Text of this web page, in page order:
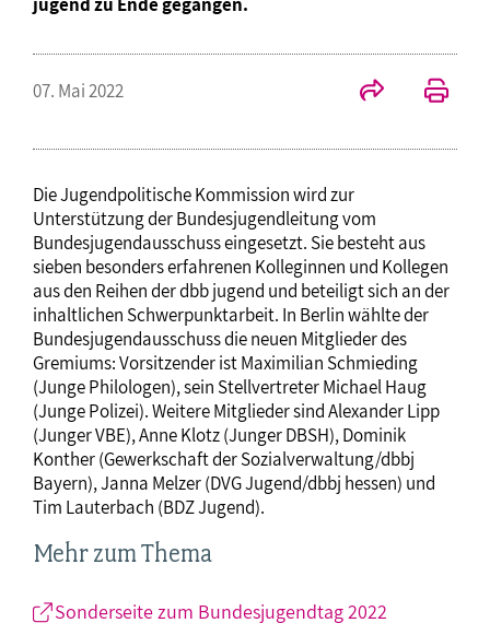
07. Mai 2022
Die Jugendpolitische Kommission wird zur
Unterstützung der Bundesjugendleitung vom
Bundesjugendausschuss eingesetzt. Sie besteht aus
sieben besonders erfahrenen Kolleginnen und Kollegen
aus den Reihen der dbb jugend und beteiligt sich an der
inhaltlichen Schwerpunktarbeit. In Berlin wählte der
Bundesjugendausschuss die neuen Mitglieder des
Gremiums: Vorsitzender ist Maximilian Schmieding
(Junge Philologen), sein Stellvertreter Michael Haug
(Junge Polizei). Weitere Mitglieder sind Alexander Lipp
(Junger VBE), Anne Klotz (Junger DBSH), Dominik
Konther (Gewerkschaft der Sozialverwaltung/dbbj
Bayern), Janna Melzer (DVG Jugend/dbbj hessen) und
Tim Lauterbach (BDZ Jugend).
Mehr zum Thema
Sonderseite zum Bundesjugendtag 2022